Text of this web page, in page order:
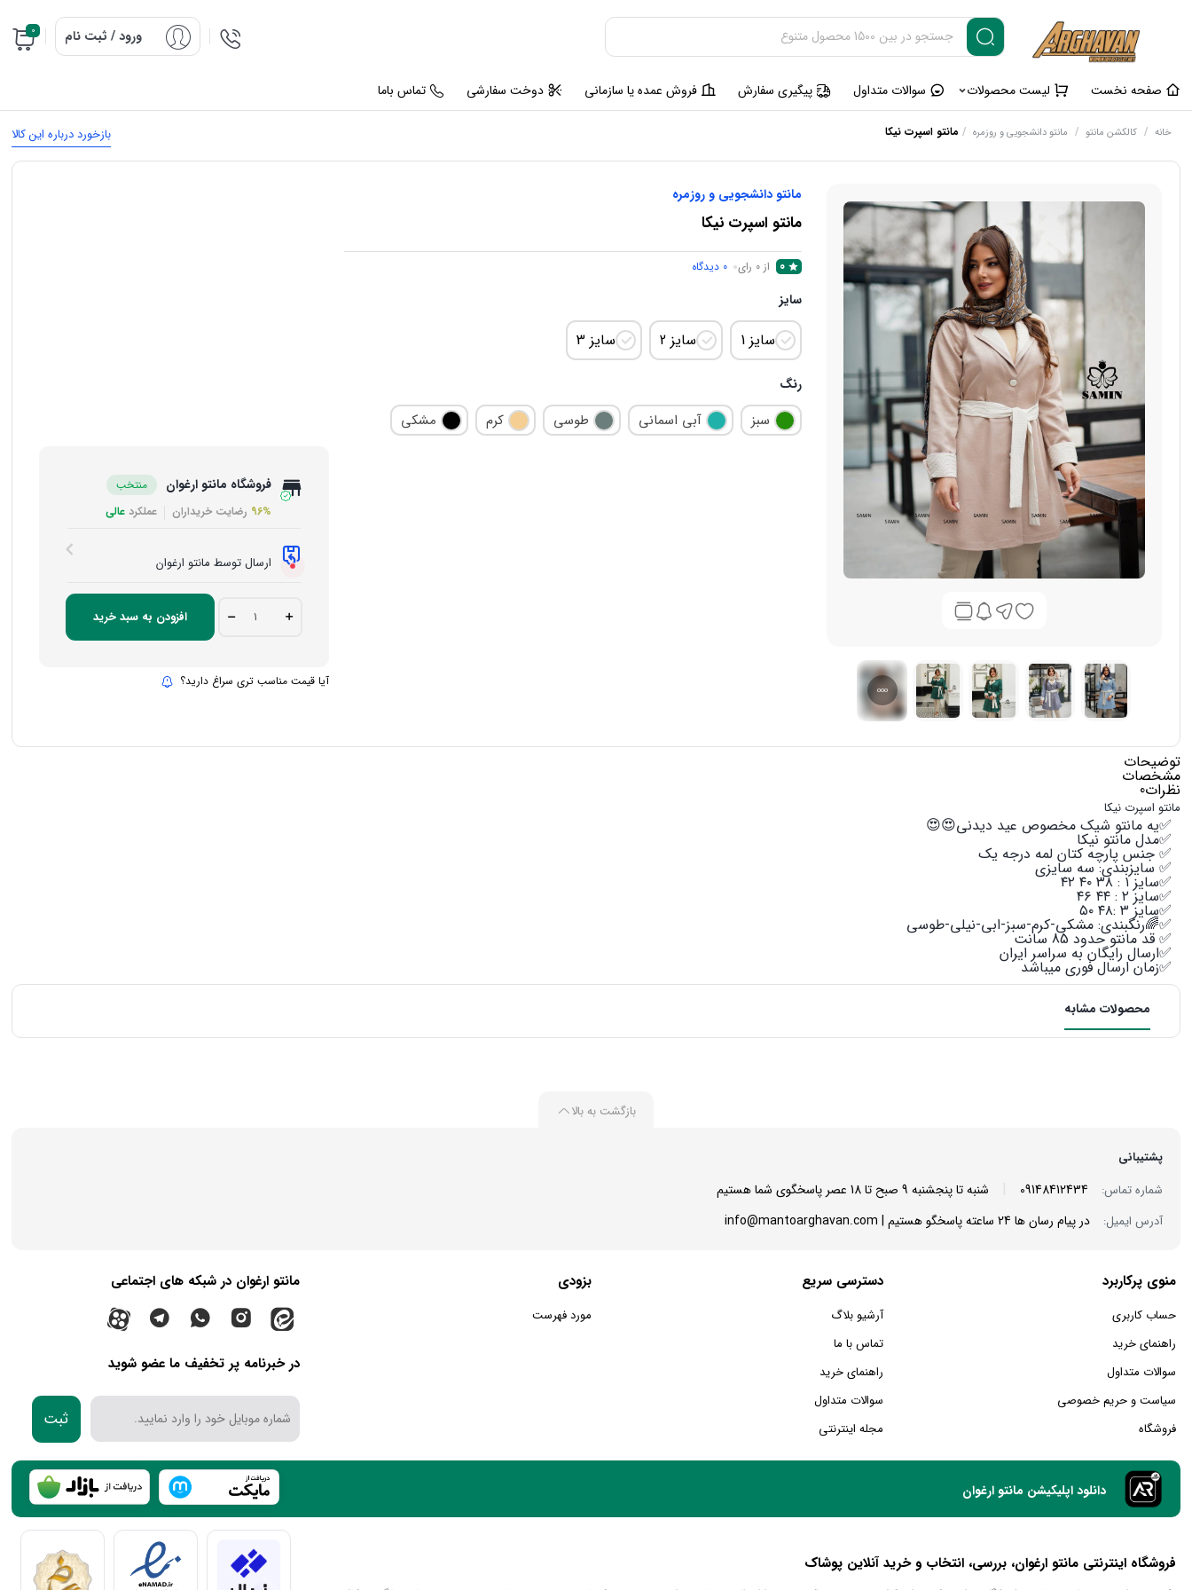
ورود / ثبت نام 0
صفحه نخست لیست محصولات سوالات متداول پیگیری سفارش فروش عمده یا سازمانی دوخت سفارشی تماس باما
بازخورد درباره این کالا خانه / کالکشن مانتو / مانتو دانشجویی و روزمره / مانتو اسپرت نیکا
مانتو دانشجویی و روزمره
مانتو اسپرت نیکا
0 از 0 رای 0 دیدگاه
سایز
سایز 1 سایز 2 سایز 3
رنگ
سبز آبی اسمانی طوسی کرم مشکی
فروشگاه مانتو ارغوان
منتخب
96% رضایت خریداران عملکرد عالی
ارسال توسط مانتو ارغوان
مانتو
اسپرت افزودن به سبد خرید
آیا قیمت مناسب تری سراغ دارید؟
توضیحات
مشخصات
نظرات0
مانتو اسپرت نیکا
✅یه مانتو شیک مخصوص عید دیدنی😍😍
✅مدل مانتو نیکا
✅ جنس پارچه کتان لمه درجه یک
✅ سایزبندی: سه سایزی
✅سایز ۱ : ۳۸ ۴۰ ۴۲
✅سایز ۲ : ۴۴ ۴۶
✅سایز ۳ :۴۸ ۵۰
✅🌈رنگبندی: مشکی-کرم-سبز-ابی-نیلی-طوسی
✅ قد مانتو حدود 85 سانت
✅ارسال رایگان به سراسر ایران
✅زمان ارسال فوری میباشد
محصولات مشابه
بازگشت به بالا
پشتیبانی
شماره تماس:
09148412434 شنبه تا پنجشنبه 9 صبح تا 18 عصر پاسخگوی شما هستیم
آدرس ایمیل: در پیام رسان ها 24 ساعته پاسخگو هستیم | info@mantoarghavan.com
منوی پرکاربرد
حساب کاربری
راهنمای خرید
سوالات متداول
سیاست و حریم خصوصی
فروشگاه
دسترسی سریع
آرشیو بلاگ
تماس با ما
راهنمای خرید
سوالات متداول
مجله اینترنتی
بزودی
مورد فهرست
مانتو ارغوان در شبکه های اجتماعی
در خبرنامه پر تخفیف ما عضو شوید
ثبت
دانلود اپلیکیشن مانتو ارغوان
فروشگاه اینترنتی مانتو ارغوان، بررسی، انتخاب و خرید آنلاین پوشاک